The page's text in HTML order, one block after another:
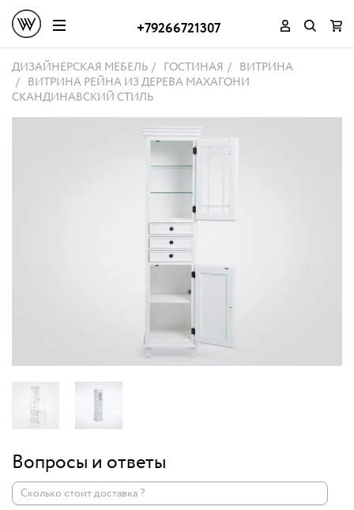
+79266721307
ДИЗАЙНЕРСКАЯ МЕБЕЛЬ ГОСТИНАЯ
ВИТРИНА
ВИТРИНА РЕЙНА ИЗ ДЕРЕВА МАХАГОНИ
СКАНДИНАВСКИЙ СТИЛЬ
Вопросы и ответы
Сколько стоит доставка ?